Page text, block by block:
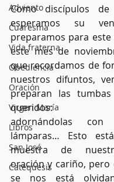
Adviento
Cuaresma
Vida fraterna
Obediencia
Oración
Virgen María
Libros
San José
Catequesis
Como discípulos de
esperamos su
preparamos para este
este mes de
que recordamos de
nuestros difuntos,
preparan las
queridos:
adornándolas
lámparas… Esto
muestra de
oración y cariño, pero
se nos está